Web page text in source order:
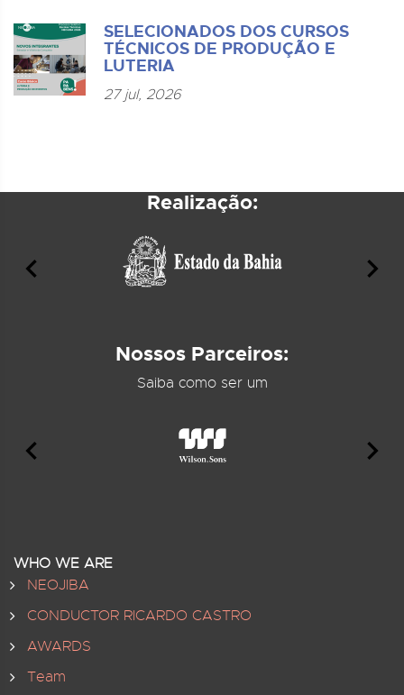
SELECIONADOS DOS CURSOS
TÉCNICOS DE PRODUÇÃO E
LUTERIA
27 jul, 2026
Realização:
Nossos Parceiros:
Saiba como ser um
WHO WE ARE
NEOJIBA
CONDUCTOR RICARDO CASTRO
AWARDS
Team